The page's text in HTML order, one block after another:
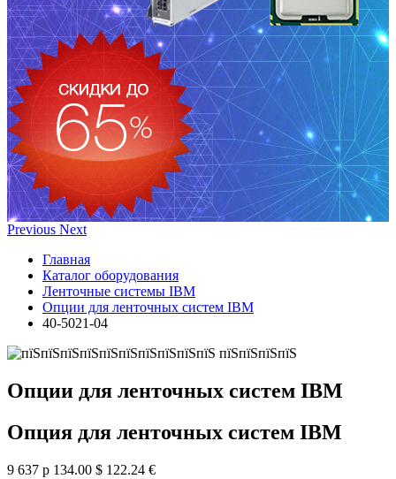
Previous Next
Главная
Каталог оборудования
Ленточные системы IBM
Опции для ленточных систем IBM
40-5021-04
Опции для ленточных систем IBM
Опция для ленточных систем IBM
9 637 р 134.00 $ 122.24 €